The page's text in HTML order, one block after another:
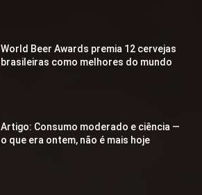
World Beer Awards premia 12 cervejas
brasileiras como melhores do mundo
Artigo: Consumo moderado e ciência —
o que era ontem, não é mais hoje